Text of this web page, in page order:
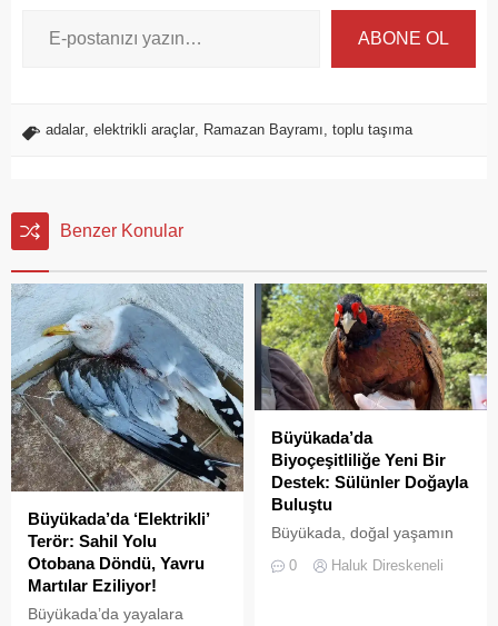
ABONE OL
adalar elektrikli araçlar Ramazan Bayramı toplu taşıma
Benzer Konular
Büyükada’da ‘Elektrikli’
Terör: Sahil Yolu
Otobana Döndü, Yavru
Martılar Eziliyor!
Büyükada’da yayalara
Büyükada’da
Biyoçeşitliliğe Yeni Bir
Destek: Sülünler Doğayla
Buluştu
Büyükada, doğal yaşamın
korunması ve biyolojik
çeşitliliğin
0 Haluk Direskeneli